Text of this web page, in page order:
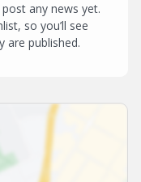
any news yet.
so you’ll see
are published.